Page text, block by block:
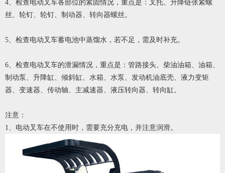
4、检查电动叉车各部位的紧固情况，重点是：叉托、升降链张紧螺
丝、轮钉、轮钉、制动器、转向器螺丝。
5、检查电动叉车蓄电池中蒸馏水，若不足，需及时补充。
6、检查电动叉车的泄漏情况，重点是：管路接头、柴油油箱、油箱、
制动泵、升降缸、倾斜缸、水箱、水泵、发动机油底壳、液力变矩
器、变速器、传动轴、主减速器、液压转向器、转向缸。
注意：
1、电动叉车在不使用时，需要充分充电，并注意润滑。